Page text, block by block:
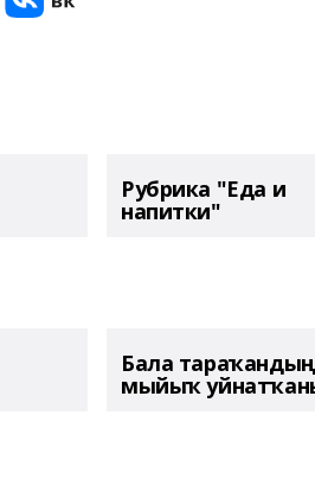
Рубрика "Еда и
напитки"
Бала тараҡандың
мыйыҡ